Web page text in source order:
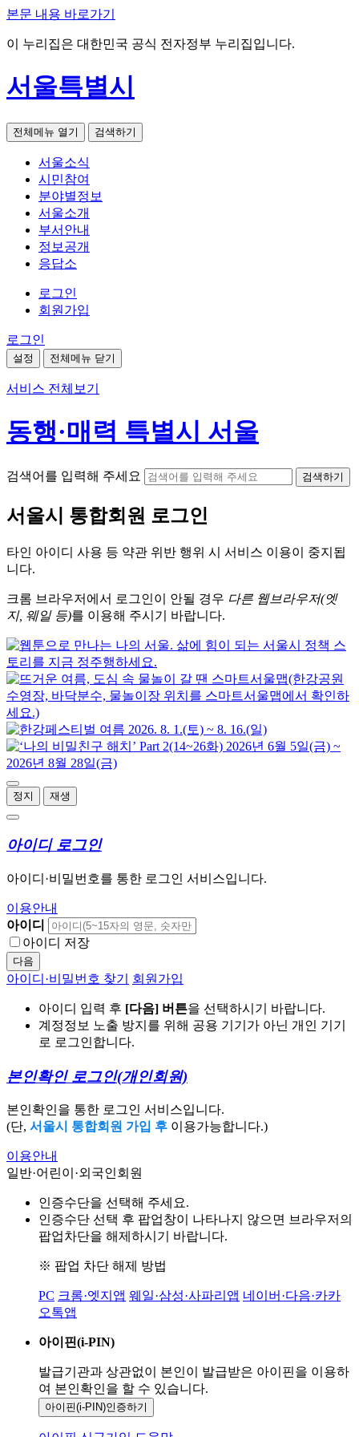
본문 내용 바로가기
이 누리집은 대한민국 공식 전자정부 누리집입니다.
서울특별시
전체메뉴 열기 검색하기
서울소식
시민참여
분야별정보
서울소개
부서안내
정보공개
응답소
로그인
회원가입
로그인
설정 전체메뉴 닫기
서비스 전체보기
동행·매력 특별시 서울
검색어를 입력해 주세요 검색하기
서울시 통합회원 로그인
타인 아이디 사용 등 약관 위반 행위 시 서비스 이용이 중지됩
니다.
크롬 브라우저에서 로그인이 안될 경우 다른 웹브라우저(엣
지, 웨일 등)를 이용해 주시기 바랍니다.
정지 재생
아이디 로그인
아이디·비밀번호를 통한 로그인 서비스입니다.
이용안내
아이디
아이디 저장
다음
아이디·비밀번호 찾기 회원가입
아이디 입력 후 [다음] 버튼을 선택하시기 바랍니다.
계정정보 노출 방지를 위해 공용 기기가 아닌 개인 기기
로 로그인합니다.
본인확인 로그인(개인회원)
본인확인을 통한 로그인 서비스입니다.
(단, 서울시 통합회원 가입 후 이용가능합니다.)
이용안내
일반·어린이·외국인회원
인증수단을 선택해 주세요.
인증수단 선택 후 팝업창이 나타나지 않으면 브라우저의
팝업차단을 해제하시기 바랍니다.
※ 팝업 차단 해제 방법
PC 크롬·엣지앱 웨일·삼성·사파리앱 네이버·다음·카카
오톡앱
아이핀(i-PIN)
발급기관과 상관없이 본인이 발급받은 아이핀을 이용하
여 본인확인을 할 수 있습니다.
아이핀(i-PIN)인증하기